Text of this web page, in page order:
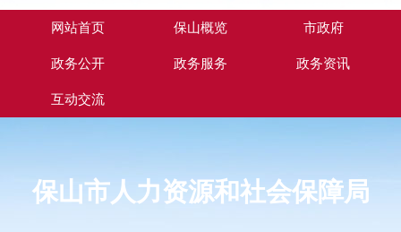
网站首页 保山概览 市政府
政务公开 政务服务 政务资讯
互动交流
保山市人力资源和社会保障局